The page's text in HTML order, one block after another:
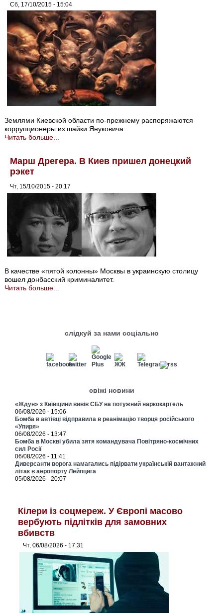
Сб, 17/10/2015 - 15:04
Землями Киевской области по-прежнему распоряжаются
коррупционеры из шайки Януковича.
Читать больше...
Марш Дрегера. В Киев пришел донецкий
рэкет
Чт, 15/10/2015 - 20:17
В качестве «пятой колонны» Москвы в украинскую столицу
вошел донбасский криминалитет.
Читать больше...
слідкуй за нами соціально
свіжі новини
«Ждун» з Київщини вивів СБУ на потужний наркокартель
06/08/2026 - 15:06
Бомба в автівці відправила в реанімацію творця російського
«Упиря»
06/08/2026 - 13:47
Бомба в Москві убила зятя командувача Повітряно-космічних
сил Росії
06/08/2026 - 11:41
Диверсанти ворога намагались підірвати українській вантажний
літак в аеропорту Лейпцига
05/08/2026 - 20:07
Кілери із соцмереж. У Європі масово
вербують підлітків для замовних
вбивств
Чт, 06/08/2026 - 17:31